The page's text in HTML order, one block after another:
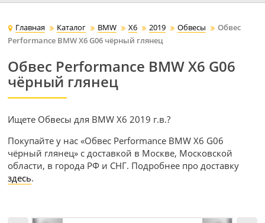
Главная Каталог BMW X6 2019 Обвесы
Обвес
Performance BMW X6 G06 чёрный глянец
Обвес Performance BMW X6 G06
чёрный глянец
Ищете Обвесы для BMW X6 2019 г.в.?
Покупайте у нас «Обвес Performance BMW X6 G06
чёрный глянец» с доставкой в Москве, Московской
области, в города РФ и СНГ. Подробнее про доставку
здесь.